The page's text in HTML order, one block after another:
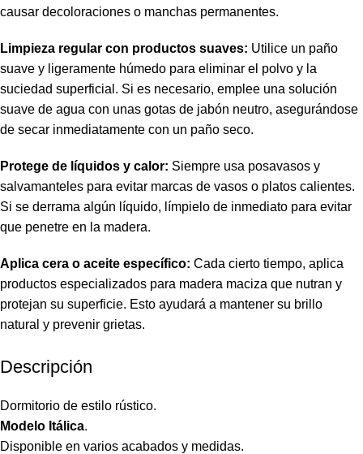
causar decoloraciones o manchas permanentes.
Limpieza regular con productos suaves: Utilice un paño
suave y ligeramente húmedo para eliminar el polvo y la
suciedad superficial. Si es necesario, emplee una solución
suave de agua con unas gotas de jabón neutro, asegurándose
de secar inmediatamente con un paño seco.
Protege de líquidos y calor: Siempre usa posavasos y
salvamanteles para evitar marcas de vasos o platos calientes.
Si se derrama algún líquido, límpielo de inmediato para evitar
que penetre en la madera.
Aplica cera o aceite específico: Cada cierto tiempo, aplica
productos especializados para madera maciza que nutran y
protejan su superficie. Esto ayudará a mantener su brillo
natural y prevenir grietas.
Descripción
Dormitorio de estilo rústico.
Modelo Itálica.
Disponible en varios acabados y medidas.